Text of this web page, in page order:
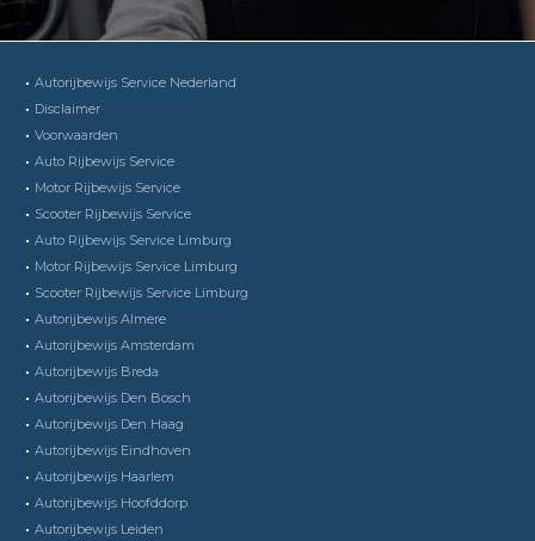
Autorijbewijs Service Nederland
Disclaimer
Voorwaarden
Auto Rijbewijs Service
Motor Rijbewijs Service
Scooter Rijbewijs Service
Auto Rijbewijs Service Limburg
Motor Rijbewijs Service Limburg
Scooter Rijbewijs Service Limburg
Autorijbewijs Almere
Autorijbewijs Amsterdam
Autorijbewijs Breda
Autorijbewijs Den Bosch
Autorijbewijs Den Haag
Autorijbewijs Eindhoven
Autorijbewijs Haarlem
Autorijbewijs Hoofddorp
Autorijbewijs Leiden